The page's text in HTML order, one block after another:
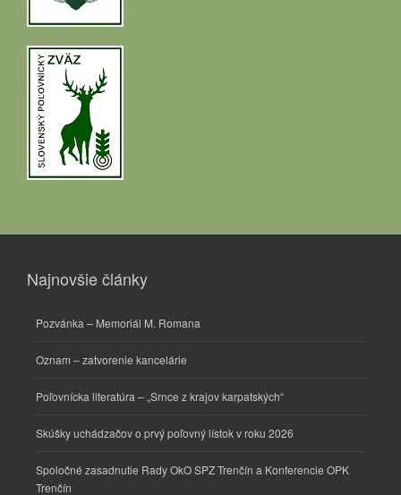
Najnovšie články
Pozvánka – Memoriál M. Romana
Oznam – zatvorenie kancelárie
Poľovnícka literatúra – „Srnce z krajov karpatských“
Skúšky uchádzačov o prvý poľovný lístok v roku 2026
Spoločné zasadnutie Rady OkO SPZ Trenčín a Konferencie OPK
Trenčín